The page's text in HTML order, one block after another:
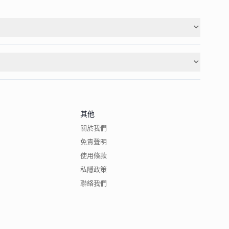
其他
關於我們
免責聲明
使用條款
私隱政策
聯絡我們